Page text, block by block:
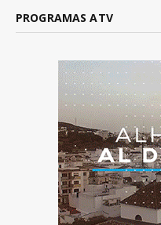
PROGRAMAS ATV